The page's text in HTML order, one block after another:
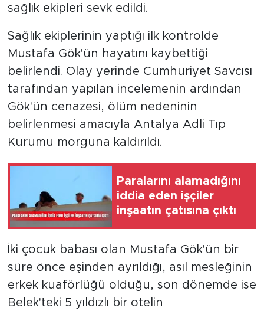
sağlık ekipleri sevk edildi.
Sağlık ekiplerinin yaptığı ilk kontrolde
Mustafa Gök'ün hayatını kaybettiği
belirlendi. Olay yerinde Cumhuriyet Savcısı
tarafından yapılan incelemenin ardından
Gök'ün cenazesi, ölüm nedeninin
belirlenmesi amacıyla Antalya Adli Tıp
Kurumu morguna kaldırıldı.
Paralarını alamadığını
iddia eden işçiler
inşaatın çatısına çıktı
İki çocuk babası olan Mustafa Gök'ün bir
süre önce eşinden ayrıldığı, asıl mesleğinin
erkek kuaförlüğü olduğu, son dönemde ise
Belek'teki 5 yıldızlı bir otelin